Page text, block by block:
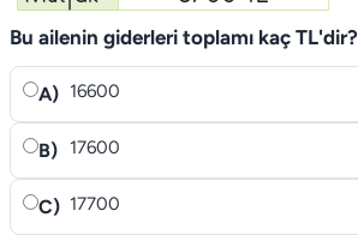
Bu ailenin giderleri toplamı kaç TL'dir?
A) 16600
B) 17600
C) 17700